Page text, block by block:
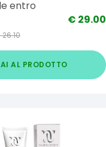
entro
26.10
€ 29.00
AL PRODOTTO